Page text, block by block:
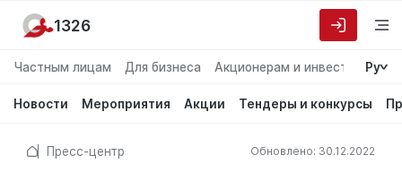
Частным лицам Для бизнеса Акционерам и инвесторам
Ру
Новости Мероприятия Акции Тендеры и конкурсы
1326
Пресс-центр Обновлено: 30.12.2022